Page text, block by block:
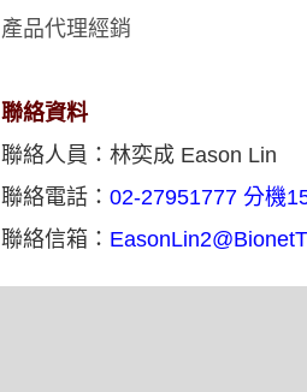
產品代理經銷
聯絡資料
聯絡人員：林奕成 Eason Lin
聯絡電話： 02-27951777 分機
聯絡信箱：